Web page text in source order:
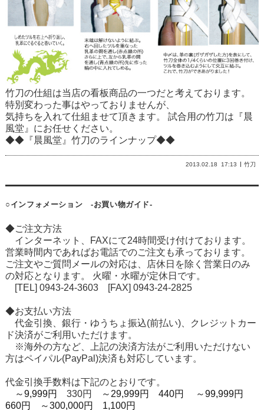
竹刀の仕組は当店の看板商品の一つだと考えております。
特別変わった事はやっておりませんが、
気持ちを入れて仕組ませて頂きます。 試合用の竹刀は『晨
風堂』にお任せください。
◆◆『晨風堂』竹刀のラインナップ◆◆
2013.02.18 17:13 竹刀
○インフォメーション -お買い物ガイド-
◆ご注文方法
インターネット、FAXにて24時間受け付けております。
営業時間内であればお電話でのご注文も承っております。
ご注文やご質問メールの対応は、店休日を除く営業日のみ
の対応となります。 火曜・水曜が定休日です。
[TEL] 0943-24-3603 [FAX] 0943-24-2825
◆お支払い方法
代金引換、銀行・ゆうちょ振込(前払い)、クレジットカー
ド決済がご利用いただけます。
※海外の方など、上記の決済方法がご利用いただけない
方はペイパル(PayPal)決済も対応しています。
代金引換手数料は下記のとおりです。
～9,999円 330円 ～29,999円 440円
～99,999円
660円
～300,000円 1,100円